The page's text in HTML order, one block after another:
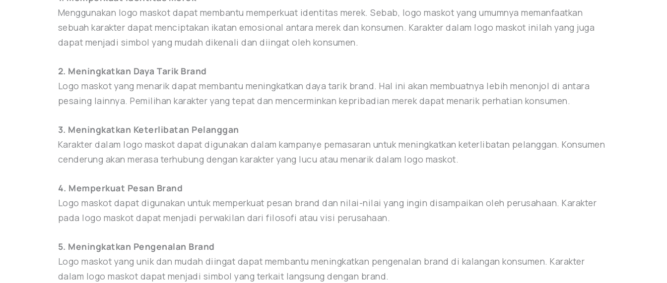
Menggunakan logo maskot dapat membantu memperkuat identitas merek. Sebab, logo maskot yang umumnya memanfaatkan
sebuah karakter dapat menciptakan ikatan emosional antara merek dan konsumen. Karakter dalam logo maskot inilah yang juga
dapat menjadi simbol yang mudah dikenali dan diingat oleh konsumen.
2. Meningkatkan Daya Tarik Brand
Logo maskot yang menarik dapat membantu meningkatkan daya tarik brand. Hal ini akan membuatnya lebih menonjol di antara
pesaing lainnya. Pemilihan karakter yang tepat dan mencerminkan kepribadian merek dapat menarik perhatian konsumen.
3. Meningkatkan Keterlibatan Pelanggan
Karakter dalam logo maskot dapat digunakan dalam kampanye pemasaran untuk meningkatkan keterlibatan pelanggan. Konsumen
cenderung akan merasa terhubung dengan karakter yang lucu atau menarik dalam logo maskot.
4. Memperkuat Pesan Brand
Logo maskot dapat digunakan untuk memperkuat pesan brand dan nilai-nilai yang ingin disampaikan oleh perusahaan. Karakter
pada logo maskot dapat menjadi perwakilan dari filosofi atau visi perusahaan.
5. Meningkatkan Pengenalan Brand
Logo maskot yang unik dan mudah diingat dapat membantu meningkatkan pengenalan brand di kalangan konsumen. Karakter
dalam logo maskot dapat menjadi simbol yang terkait langsung dengan brand.